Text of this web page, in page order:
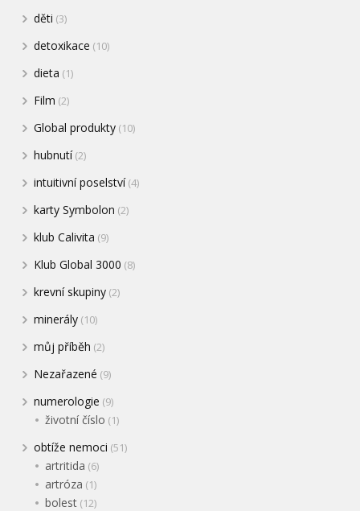
děti (3)
detoxikace (10)
dieta (1)
Film (2)
Global produkty (10)
hubnutí(2)
intuitivní poselství(4)
karty Symbolon (2)
klub Calivita (9)
Klub Global 3000 (8)
krevní skupiny (2)
minerály (10)
můj příběh (2)
Nezařazené (9)
numerologie (9)
životní číslo (1)
obtíže nemoci (51)
artritida (6)
artróza (1)
bolest (12)